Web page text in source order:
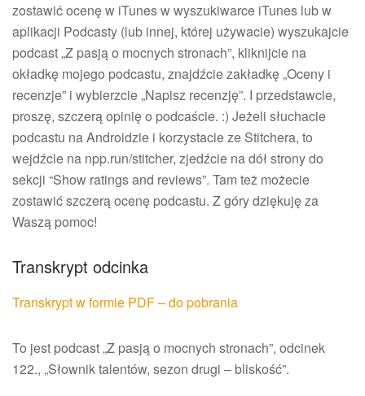
zostawić ocenę w iTunes w wyszukiwarce iTunes lub w
aplikacji Podcasty (lub innej, której używacie) wyszukajcie
podcast „Z pasją o mocnych stronach”, kliknijcie na
okładkę mojego podcastu, znajdźcie zakładkę „Oceny i
recenzje” i wybierzcie „Napisz recenzję”. I przedstawcie,
proszę, szczerą opinię o podcaście. :) Jeżeli słuchacie
podcastu na Androidzie i korzystacie ze Stitchera, to
wejdźcie na npp.run/stitcher, zjedźcie na dół strony do
sekcji “Show ratings and reviews”. Tam też możecie
zostawić szczerą ocenę podcastu. Z góry dziękuję za
Waszą pomoc!
Transkrypt odcinka
Transkrypt w formie PDF – do pobrania
To jest podcast „Z pasją o mocnych stronach”, odcinek
122., „Słownik talentów, sezon drugi – bliskość”.